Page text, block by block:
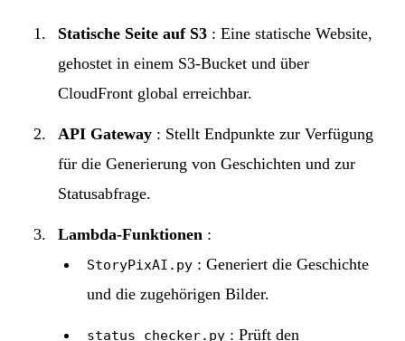
Statische Seite auf S3 : Eine statische Website,
gehostet in einem S3-Bucket und über
CloudFront global erreichbar.
API Gateway : Stellt Endpunkte zur Verfügung
für die Generierung von Geschichten und zur
Statusabfrage.
Lambda-Funktionen :
StoryPixAI.py : Generiert die Geschichte
und die zugehörigen Bilder.
status_checker.py : Prüft den